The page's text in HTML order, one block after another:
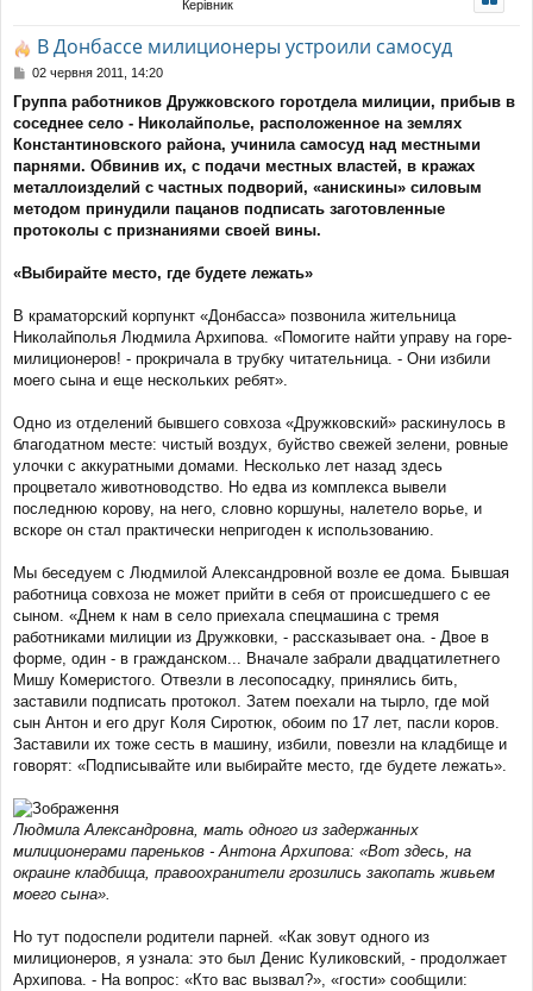
Керівник
В Донбассе милиционеры устроили самосуд
П
в
і
д
о
м
л
е
н
я
02 червня 2011, 14:20
Группа работников Дружковского горотдела милиции, прибыв в
соседнее село - Николайполье, расположенное на землях
Константиновского района, учинила самосуд над местными
парнями. Обвинив их, с подачи местных властей, в кражах
металлоизделий с частных подворий, «анискины» силовым
методом принудили пацанов подписать заготовленные
протоколы с признаниями своей вины.
«Выбирайте место, где будете лежать»
В краматорский корпункт «Донбасса» позвонила жительница
Николайполья Людмила Архипова. «Помогите найти управу на горе-
милиционеров! - прокричала в трубку читательница. - Они избили
моего сына и еще нескольких ребят».
Одно из отделений бывшего совхоза «Дружковский» раскинулось в
благодатном месте: чистый воздух, буйство свежей зелени, ровные
улочки с аккуратными домами. Несколько лет назад здесь
процветало животноводство. Но едва из комплекса вывели
последнюю корову, на него, словно коршуны, налетело ворье, и
вскоре он стал практически непригоден к использованию.
Мы беседуем с Людмилой Александровной возле ее дома. Бывшая
работница совхоза не может прийти в себя от происшедшего с ее
сыном. «Днем к нам в село приехала спецмашина с тремя
работниками милиции из Дружковки, - рассказывает она. - Двое в
форме, один - в гражданском... Вначале забрали двадцатилетнего
Мишу Комеристого. Отвезли в лесопосадку, принялись бить,
заставили подписать протокол. Затем поехали на тырло, где мой
сын Антон и его друг Коля Сиротюк, обоим по 17 лет, пасли коров.
Заставили их тоже сесть в машину, избили, повезли на кладбище и
говорят: «Подписывайте или выбирайте место, где будете лежать».
Людмила Александровна, мать одного из задержанных
милиционерами пареньков - Антона Архипова: «Вот здесь, на
окраине кладбища, правоохранители грозились закопать живьем
моего сына».
Но тут подоспели родители парней. «Как зовут одного из
милиционеров, я узнала: это был Денис Куликовский, - продолжает
Архипова. - На вопрос: «Кто вас вызвал?», «гости» сообщили: